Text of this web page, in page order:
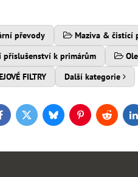
převody
Maziva & čistící
příslušenství k primárům
FILTRY Další kategorie
TwitterBlueskyPinterestReddit